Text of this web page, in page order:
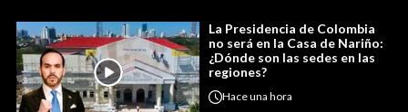
La Presidencia de Colombia
no será en la Casa de Nariño:
¿Dónde son las sedes en las
regiones?
Haceuna hora